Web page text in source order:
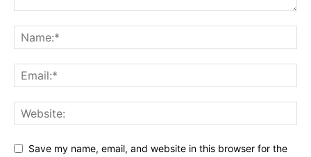
Save my name, email, and website in this browser for the